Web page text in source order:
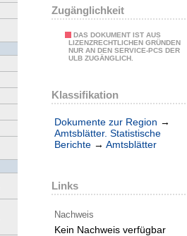
Zugänglichkeit
DAS DOKUMENT IST AUS
LIZENZRECHTLICHEN GRÜNDEN
NUR AN DEN SERVICE-PCS DER
ULB ZUGÄNGLICH.
Klassifikation
Dokumente zur Region →
Amtsblätter. Statistische
Berichte → Amtsblätter
Links
Nachweis
Kein Nachweis verfügbar